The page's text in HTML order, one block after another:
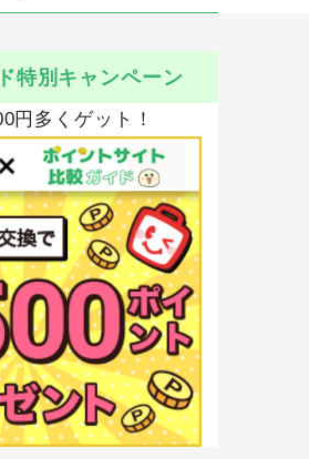
特別キャンペーン
多くゲット！